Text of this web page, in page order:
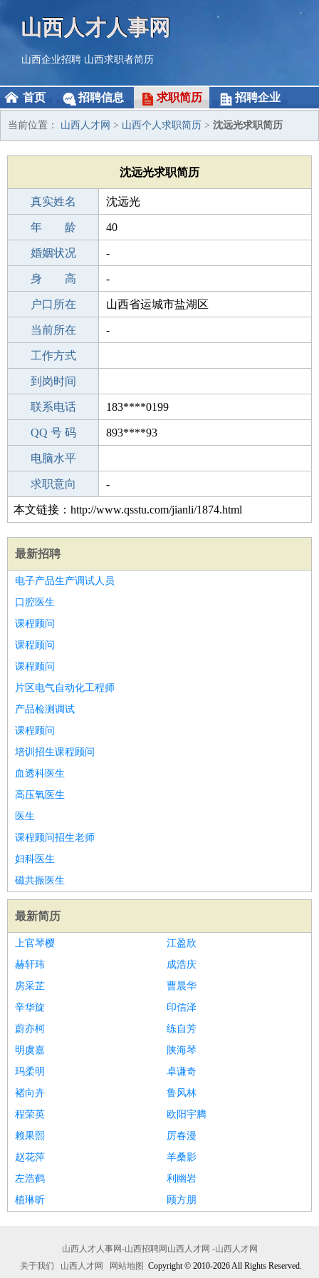
山西人才人事网
山西企业招聘 山西求职者简历
首页 招聘信息 求职简历 招聘企业
当前位置： 山西人才网 > 山西个人求职简历 > 沈远光求职简历
沈远光求职简历
真实姓名 沈远光
性 别 男
年 龄 40
出生年月 1986-06-22
婚姻状况 -
学 历 专科
身 高 -
毕业学校 专科
户口所在 山西省运城市盐湖区
所学专业 -
当前所在 -
工作经验
工作方式
驾 照
到岗时间
期望月薪
联系电话 183****0199
手机号码 183****0199
QQ 号 码 893****93
微信号码
电脑水平
外语水平
求职意向 -
本文链接：http://www.qsstu.com/jianli/1874.html
最新招聘
电子产品生产调试人员
口腔医生
课程顾问
课程顾问
课程顾问
片区电气自动化工程师
产品检测调试
课程顾问
培训招生课程顾问
血透科医生
高压氧医生
医生
课程顾问招生老师
妇科医生
磁共振医生
最新简历
上官琴樱
江盈欣
赫轩玮
成浩庆
房采芷
曹晨华
辛华旋
印信泽
蔚亦柯
练自芳
明虞嘉
陕海琴
玛柔明
卓谦奇
褚向卉
鲁风林
程荣英
欧阳宇腾
赖果熙
厉春漫
赵花萍
羊桑影
左浩鹤
利幽岩
植琳昕
顾方朋
山西人才人事网-山西招聘网山西人才网 -山西人才网
关于我们
山西人才网 网站地图 Copyright © 2010-2026 All Rights Reserved.